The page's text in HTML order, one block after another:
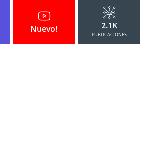
Nuevo! 2.1K
PUBLICACIONES